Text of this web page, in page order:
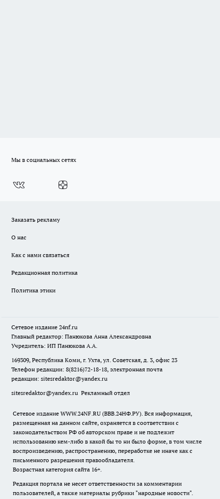
Мы в социальных сетях
Заказать рекламу
О нас
Как с нами связаться
Редакционная политика
Политика этики
Сетевое издание 24nf.ru
Главный редактор: Панюкова Анна Александровна
Учредитель: ИП Панюкова А.А.
169309, Республика Коми, г. Ухта, ул. Советская, д. 3, офис 23
Телефон редакции: 8(8216)72-18-18, электронная почта
редакции: sitesredaktor@yandex.ru
sitesredaktor@yandex.ru Рекламный отдел
Сетевое издание WWW.24NF.RU (ВВВ.24НФ.РУ). Вся информация,
размещенная на данном сайте, охраняется в соответствии с
законодательством РФ об авторском праве и не подлежит
использованию кем-либо в какой бы то ни было форме, в том числе
воспроизведению, распространению, переработке не иначе как с
письменного разрешения правообладателя.
Возрастная категория сайта 16+.
Редакция портала не несет ответственности за комментарии
пользователей, а также материалы рубрики "народные новости".